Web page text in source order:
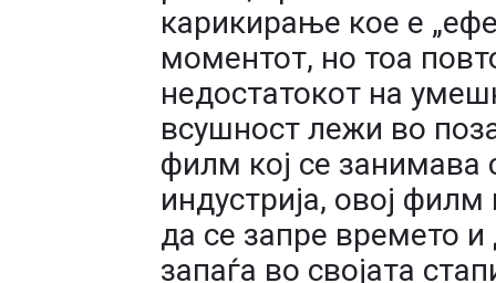
карикирање кое е
моментот, но тоа
недостатокот на
всушност лежи во
филм кој се занимава
индустрија, овој
да се запре времето
запаѓа во својата